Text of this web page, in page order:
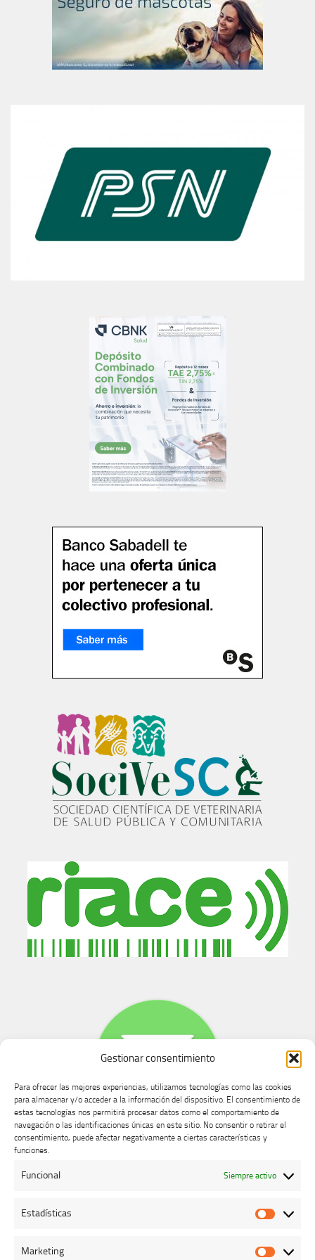
Gestionar consentimiento
Para ofrecer las mejores experiencias, utilizamos tecnologías como las cookies
para almacenar y/o acceder a la información del dispositivo. El consentimiento de
estas tecnologías nos permitirá procesar datos como el comportamiento de
navegación o las identificaciones únicas en este sitio. No consentir o retirar el
consentimiento, puede afectar negativamente a ciertas características y
funciones.
Funcional Siempre activo
Estadísticas
Marketing
Buzón de dudas, quejas y sugerencias